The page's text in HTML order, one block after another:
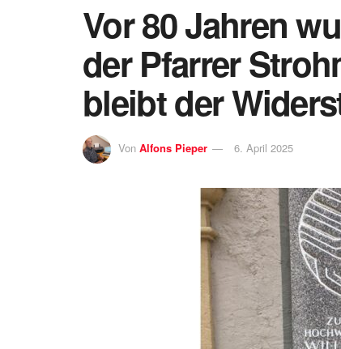
Vor 80 Jahren
der Pfarrer
bleibt der
Von Alfons Pieper 6. April 2025